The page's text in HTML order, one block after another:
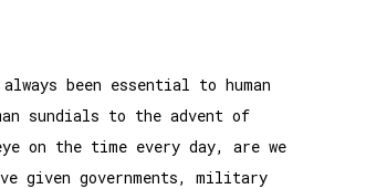
been essential to human
sundials to the advent of
on the time every day, are we
given governments, military